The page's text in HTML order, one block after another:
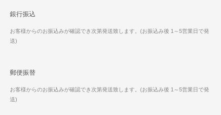
銀行振込
お客様からのお振込みが確認でき次第発送致します。(お振込み後 1～5営業日で発
送)
郵便振替
お客様からのお振込みが確認でき次第発送致します。(お振込み後 1～5営業日で発
送)